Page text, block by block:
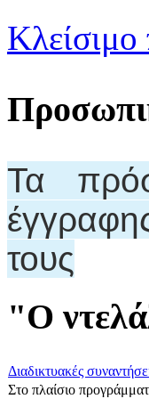
Τα
τους
"Ο
Διαδικτυακές
Στο πλαίσιο